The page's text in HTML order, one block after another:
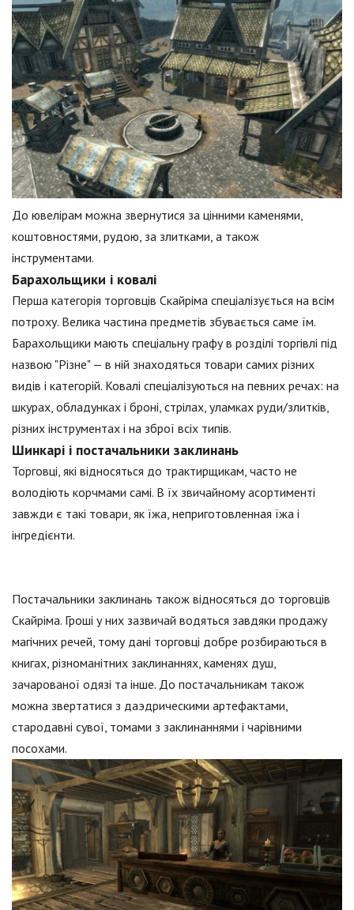
До ювелірам можна звернутися за цінними каменями,
коштовностями, рудою, за злитками, а також
інструментами.
Барахольщики і ковалі
Перша категорія торговців Скайріма спеціалізується на всім
потроху. Велика частина предметів збувається саме їм.
Барахольщики мають спеціальну графу в розділі торгівлі під
назвою "Різне" — в ній знаходяться товари самих різних
видів і категорій. Ковалі спеціалізуються на певних речах: на
шкурах, обладунках і броні, стрілах, уламках руди/злитків,
різних інструментах і на зброї всіх типів.
Шинкарі і постачальники заклинань
Торговці, які відносяться до трактирщикам, часто не
володіють корчмами самі. В їх звичайному асортименті
завжди є такі товари, як їжа, неприготовленная їжа і
інгредієнти.
Постачальники заклинань також відносяться до торговців
Скайріма. Гроші у них зазвичай водяться завдяки продажу
магічних речей, тому дані торговці добре розбираються в
книгах, різноманітних заклинаннях, каменях душ,
зачарованої одязі та інше. До постачальникам також
можна звертатися з даэдрическими артефактами,
стародавні сувої, томами з заклинаннями і чарівними
посохами.